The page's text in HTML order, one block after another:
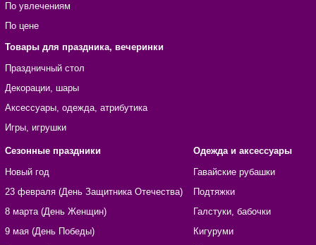
По увлечениям
По цене
Товары для праздника, вечеринки
Праздничный стол
Декорации, шары
Аксессуары, одежда, атрибутика
Игры, игрушки
Сезонные праздники
Новый год
23 февраля (День Защитника Отечества)
8 марта (День Женщин)
9 мая (День Победы)
Одежда и аксессуары
Гавайские рубашки
Подтяжки
Галстуки, бабочки
Кигуруми